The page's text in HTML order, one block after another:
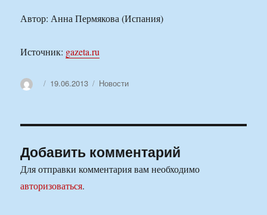
Автор: Анна Пермякова (Испания)
Источник: gazeta.ru
АвторОпубликовано
19.06.2013 Рубрики
Новости
Добавить комментарий
Для отправки комментария вам необходимо
авторизоваться.